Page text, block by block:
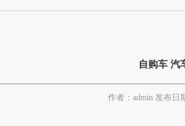
自购车 汽
作者：admin 发布日